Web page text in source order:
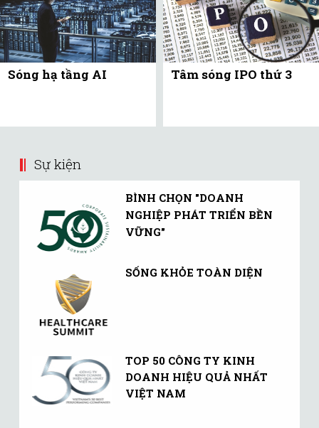
Sóng hạ tầng AI Tâm sóng IPO thứ 3
Sự kiện
BÌNH CHỌN "DOANH
NGHIỆP PHÁT TRIỂN BỀN
VỮNG"
SỐNG KHỎE TOÀN DIỆN
TOP 50 CÔNG TY KINH
DOANH HIỆU QUẢ NHẤT
VIỆT NAM